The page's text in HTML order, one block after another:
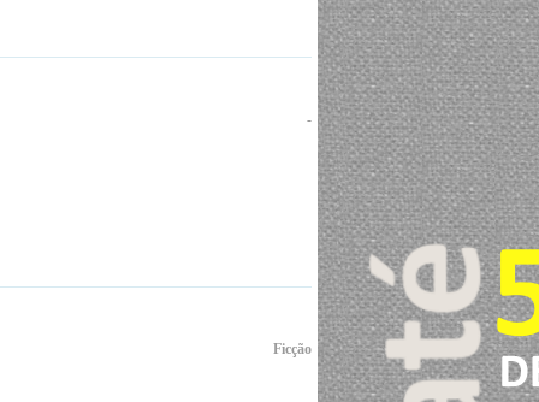
-
Ficção